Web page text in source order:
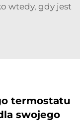
wtedy, gdy jest
termostatu
swojego